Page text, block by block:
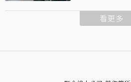
看更多